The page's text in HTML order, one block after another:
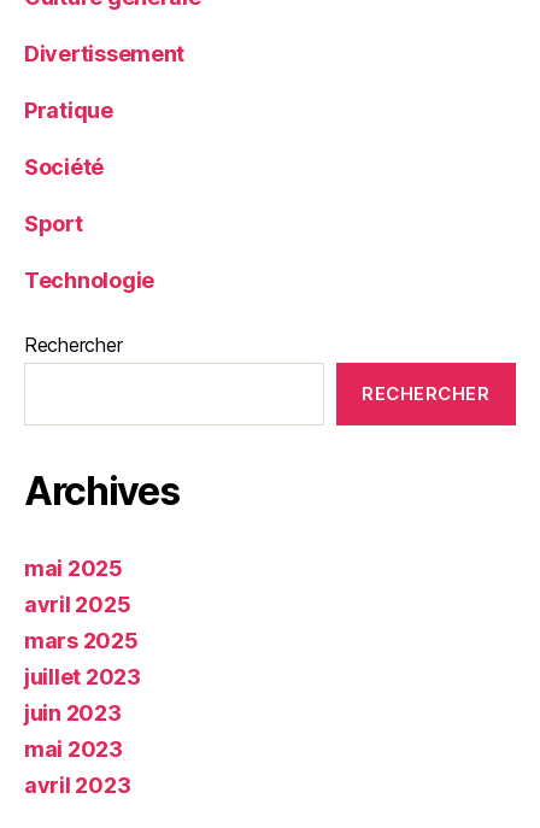
Divertissement
Pratique
Société
Sport
Technologie
Rechercher
RECHERCHER
Archives
mai 2025
avril 2025
mars 2025
juillet 2023
juin 2023
mai 2023
avril 2023